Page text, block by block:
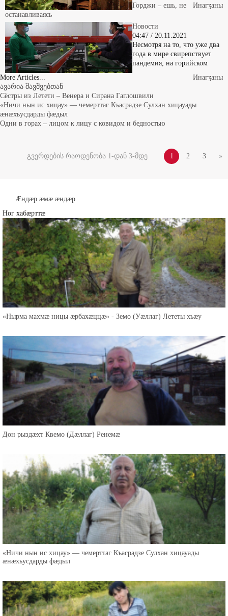
Инaгӡaны
Горджи – ешь, не
останавливаясь
Новости
04:47 / 20.11.2021
Несмотря на то, что уже два
года в мире свирепствует
пандемия, на горийском
Инaгӡaны
More Articles...
ავარია შავშვებთან
Сёстры из Летети – Венера и Сирана Гаглошвили
«Ничи нын ис хицау» — чемерттаг Къасрадзе Сулхан хицауады
æнæхъусдарды фæдыл
Одни в горах – лицом к лицу с ковидом и бедностью
1 2 3 »
გვერდების რაოდენობა 1-დან 3-მდე
Æндæр æмæ æндæр
Ног хабæрттæ
«Нырма махмæ ницы æрбахæццæ» - Земо (Уæллаг) Лететы хъæу
Дон рыздæхт Квемо (Дæллаг) Ренемæ
«Ничи нын ис хицау» — чемерттаг Къасрадзе Сулхан хицауады
æнæхъусдарды фæдыл